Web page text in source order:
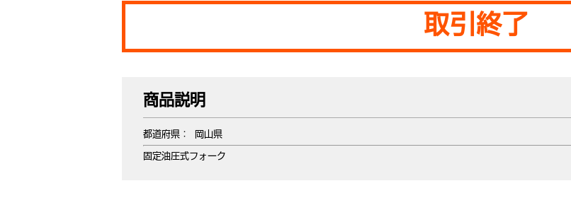
取引終了
商品説明
都道府県： 岡山県
固定油圧式フォーク